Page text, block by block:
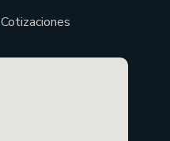
Cotizaciones